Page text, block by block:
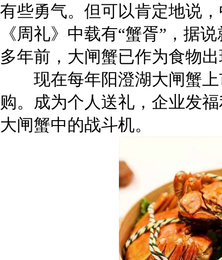
有些勇气。但可以肯定地说
《周礼》中载有“蟹胥”，据
多年前，大闸蟹已作为食物
现在每年阳澄湖大闸蟹上
购。成为个人送礼，企业发
大闸蟹中的战斗机。